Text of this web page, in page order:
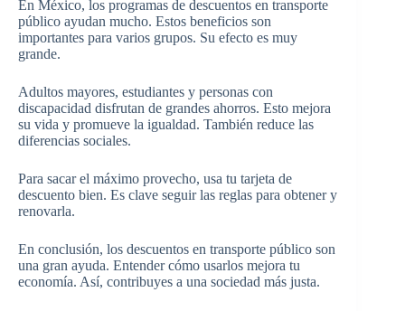
En México, los programas de descuentos en transporte
público ayudan mucho. Estos beneficios son
importantes para varios grupos. Su efecto es muy
grande.
Adultos mayores, estudiantes y personas con
discapacidad disfrutan de grandes ahorros. Esto mejora
su vida y promueve la igualdad. También reduce las
diferencias sociales.
Para sacar el máximo provecho, usa tu tarjeta de
descuento bien. Es clave seguir las reglas para obtener y
renovarla.
En conclusión, los descuentos en transporte público son
una gran ayuda. Entender cómo usarlos mejora tu
economía. Así, contribuyes a una sociedad más justa.